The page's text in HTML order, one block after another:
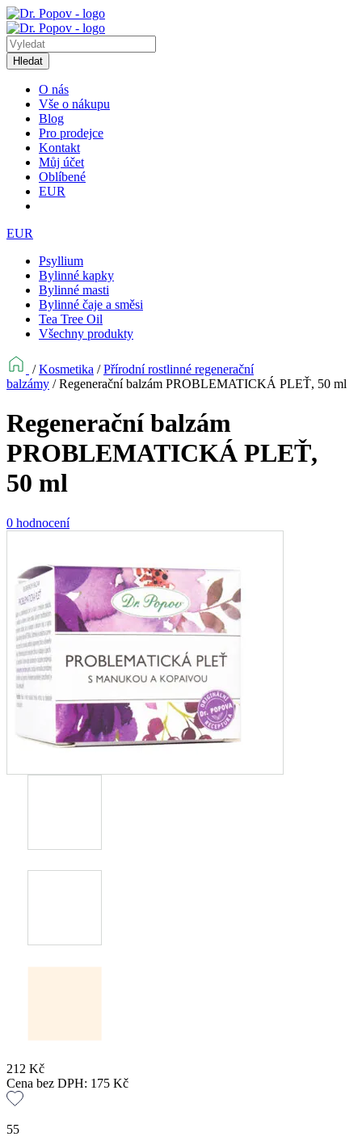
Hledat
O nás
Vše o nákupu
Blog
Pro prodejce
Kontakt
Můj účet
Oblíbené
EUR
EUR
Psyllium
Bylinné kapky
Bylinné masti
Bylinné čaje a směsi
Tea Tree Oil
Všechny produkty
/Kosmetika /Přírodní rostlinné regenerační
balzámy /Regenerační balzám PROBLEMATICKÁ PLEŤ, 50 ml
Regenerační balzám
PROBLEMATICKÁ PLEŤ,
50 ml
0 hodnocení
212 Kč
Cena bez DPH: 175 Kč
55